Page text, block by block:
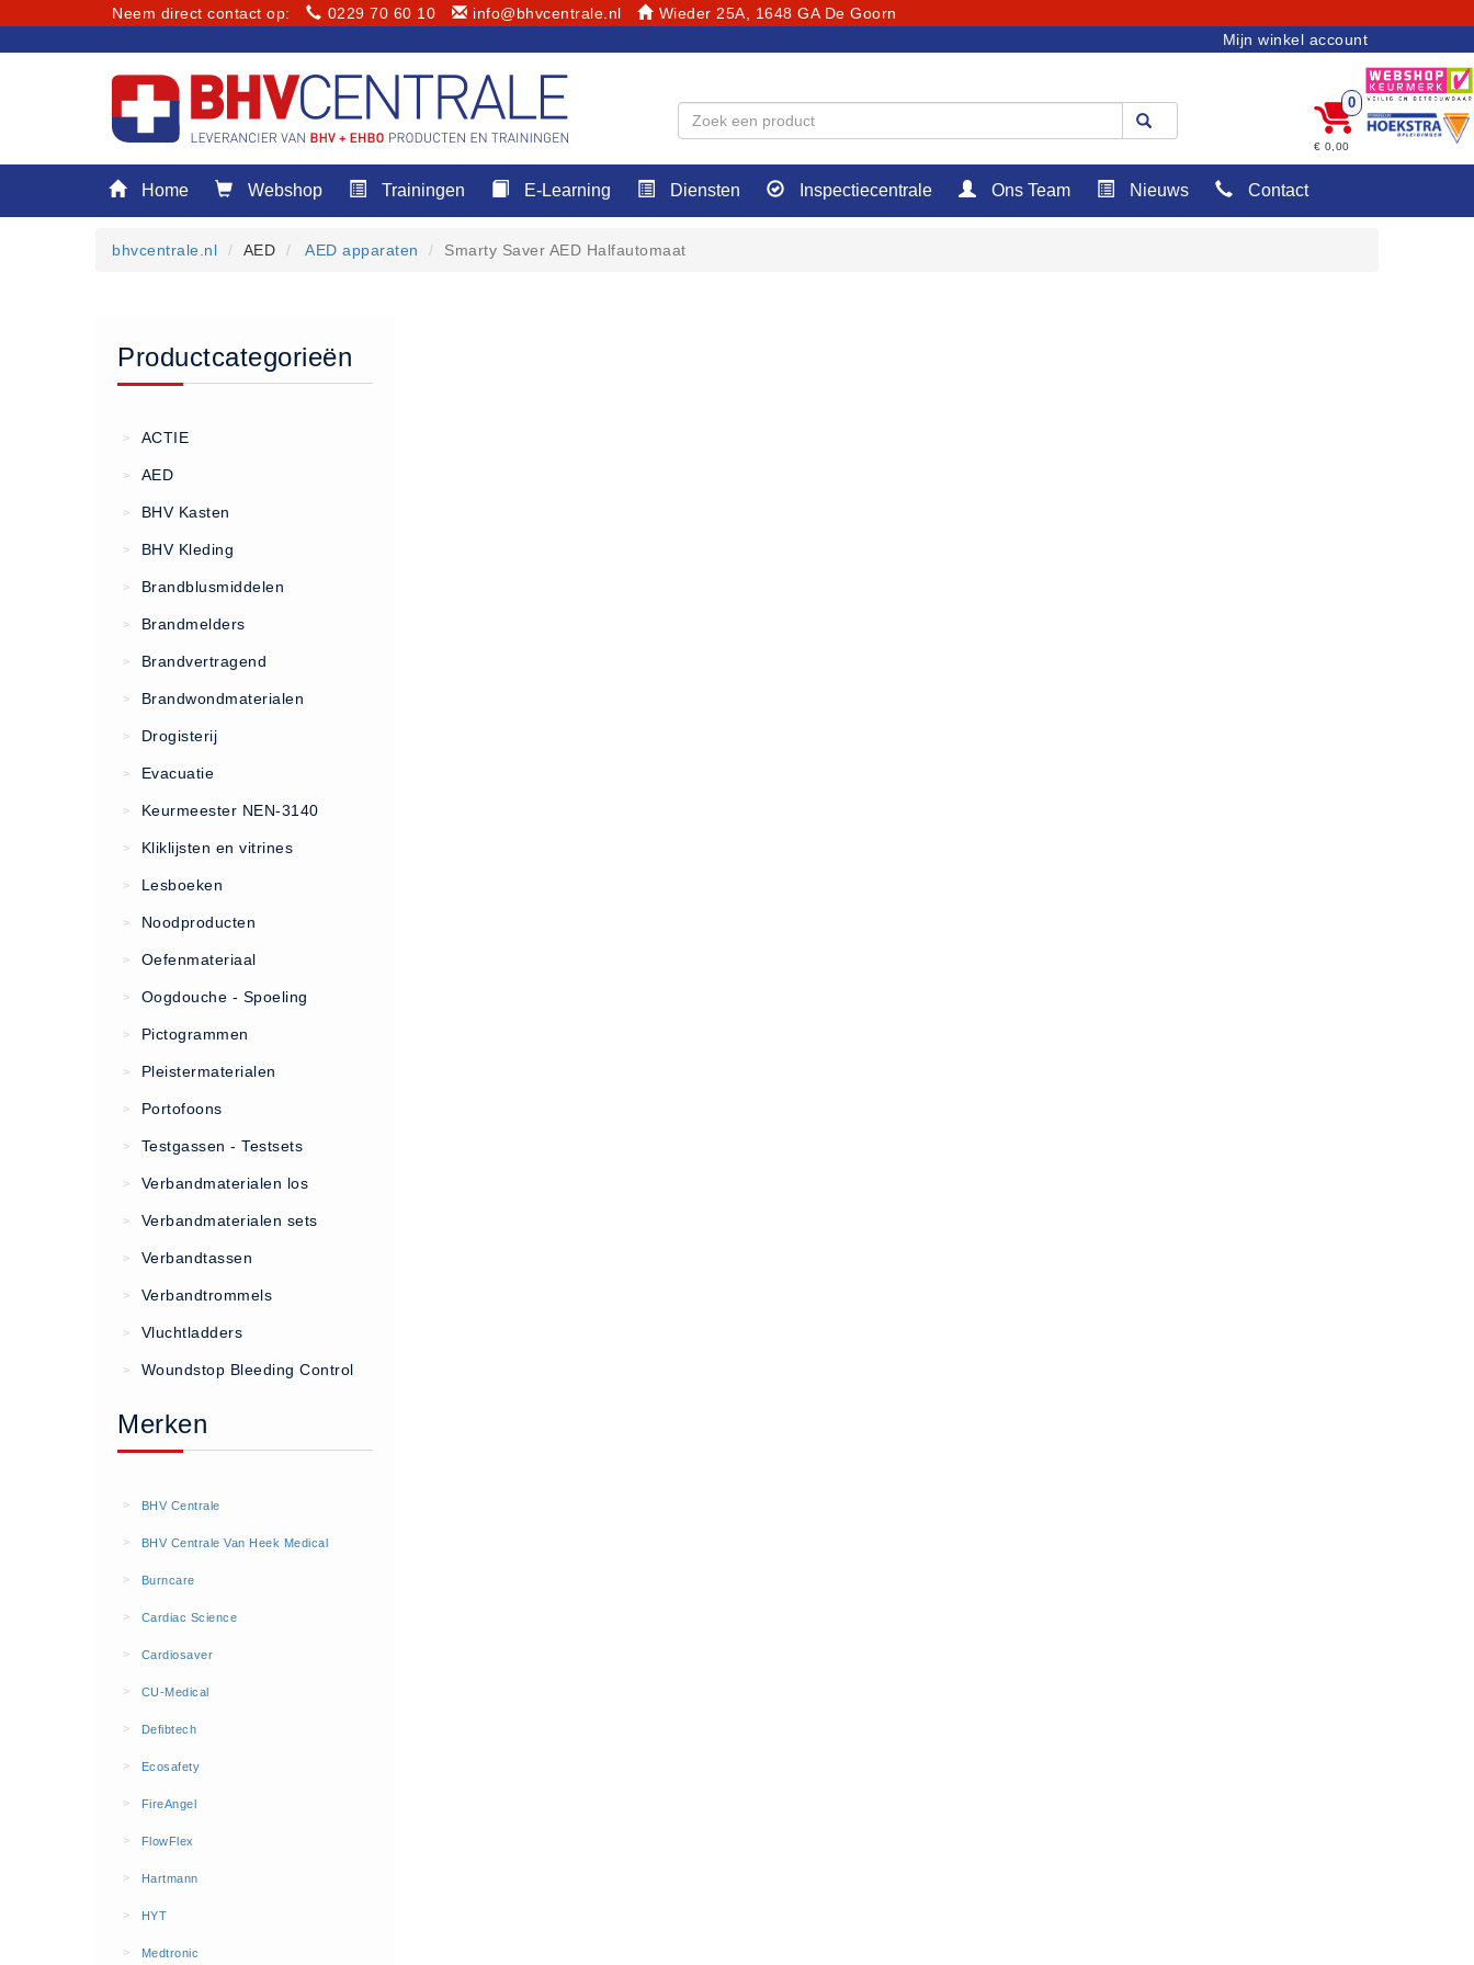
Neem direct contact op: 0229 70 60 10 info@bhvcentrale.nl Wieder 25A, 1648 GA De Goorn
Home
Keuringen
Bedrijfsnoodplannen
Inspectiecentrale
Ons Team
Nieuws
Contact
Algemene Voorwaarden
Vacatures
AED apparaten (11)
AED apparaten (11)
AED batterijen (12)
AED binnen - buiten kasten (11)
AED elektroden (18)
AED tassen (14)
BHV kasten (5)
BHV kasten (0)
Evacuatie - Zaklampen (0)
Kleding - Hesjes (0)
Brandblusmiddelen
Schuimblussers (6)
Brandmelders
CO melders (2)
Mijn winkel account
0
€ 0,00
Home Webshop Trainingen E-Learning Diensten Inspectiecentrale Ons Team Nieuws Contact
bhvcentrale.nl AED AED apparaten Smarty Saver AED Halfautomaat
Productcategorieën
> ACTIE
> AED
> BHV Kasten
> BHV Kleding
> Brandblusmiddelen
> Brandmelders
> Brandvertragend
> Brandwondmaterialen
> Drogisterij
> Evacuatie
> Keurmeester NEN-3140
> Kliklijsten en vitrines
> Lesboeken
> Noodproducten
> Oefenmateriaal
> Oogdouche - Spoeling
> Pictogrammen
> Pleistermaterialen
> Portofoons
> Testgassen - Testsets
> Verbandmaterialen los
> Verbandmaterialen sets
> Verbandtassen
> Verbandtrommels
> Vluchtladders
> Woundstop Bleeding Control
Merken
> BHV Centrale
> BHV Centrale Van Heek Medical
> Burncare
> Cardiac Science
> Cardiosaver
> CU-Medical
> Defibtech
> Ecosafety
> FireAngel
> FlowFlex
> Hartmann
> HYT
> Medtronic